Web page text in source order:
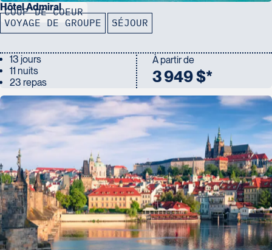
COUP DE COEUR
Hôtel Admiral
VOYAGE DE GROUPE SÉJOUR
13 jours
11 nuits
23 repas
À partir de
3 949 $*